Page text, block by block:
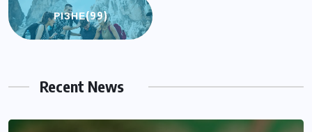
РІЗНЕ(99)
Recent News